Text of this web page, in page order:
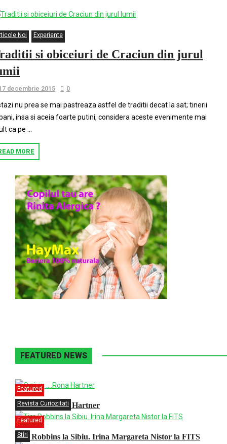
Noi Experiente
si obiceiuri de Craciun din jurul
decembrie 2015 0
nu prea se mai pastreaza astfel de traditii decat la sat; tinerii
insa si aceia foarte putini, considera aceste evenimente mai
ca pe …
MORE
FEATURED NEWS
Featured
Revista Curiozitati
O zi cu ….Rona Hartner
Featured
Stiri
Tim Robbins la Sibiu. Irina Margareta Nistor la FITS